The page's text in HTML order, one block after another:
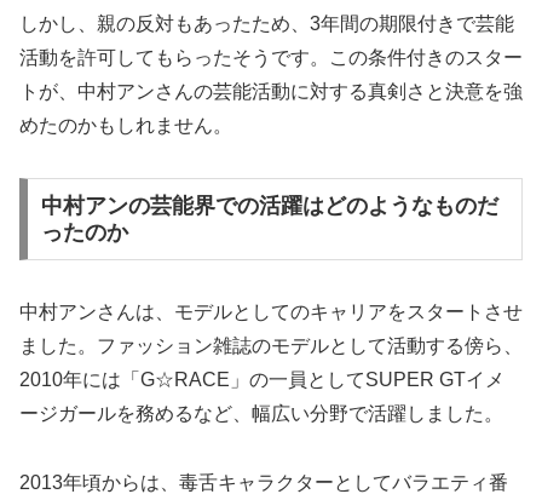
しかし、親の反対もあったため、3年間の期限付きで芸能
活動を許可してもらったそうです。この条件付きのスター
トが、中村アンさんの芸能活動に対する真剣さと決意を強
めたのかもしれません。
中村アンの芸能界での活躍はどのようなものだ
ったのか
中村アンさんは、モデルとしてのキャリアをスタートさせ
ました。ファッション雑誌のモデルとして活動する傍ら、
2010年には「G☆RACE」の一員としてSUPER GTイメ
ージガールを務めるなど、幅広い分野で活躍しました。
2013年頃からは、毒舌キャラクターとしてバラエティ番